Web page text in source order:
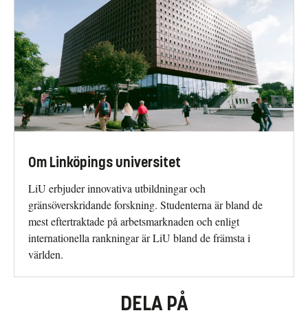
Om Linköpings universitet
LiU erbjuder innovativa utbildningar och
gränsöverskridande forskning. Studenterna är bland de
mest eftertraktade på arbetsmarknaden och enligt
internationella rankningar är LiU bland de främsta i
världen.
DELA PÅ